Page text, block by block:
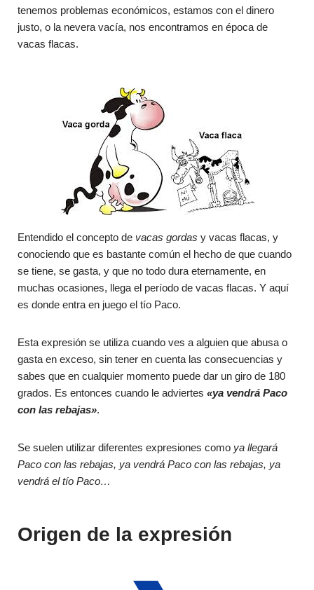
tenemos problemas económicos, estamos con el dinero
justo, o la nevera vacía, nos encontramos en época de
vacas flacas.
Entendido el concepto de vacas gordas y vacas flacas, y
conociendo que es bastante común el hecho de que cuando
se tiene, se gasta, y que no todo dura eternamente, en
muchas ocasiones, llega el período de vacas flacas. Y aquí
es donde entra en juego el tío Paco.
Esta expresión se utiliza cuando ves a alguien que abusa o
gasta en exceso, sin tener en cuenta las consecuencias y
sabes que en cualquier momento puede dar un giro de 180
grados. Es entonces cuando le adviertes «ya vendrá Paco
con las rebajas».
Se suelen utilizar diferentes expresiones como ya llegará
Paco con las rebajas, ya vendrá Paco con las rebajas, ya
vendrá el tío Paco…
Origen de la expresión